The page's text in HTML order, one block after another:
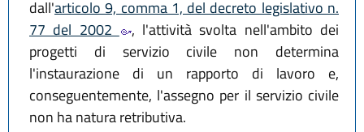
dall'articolo 9, comma 1, del decreto legislativo n.
77 del 2002
, l'attività svolta nell'ambito dei
progetti di servizio civile non determina
l'instaurazione di un rapporto di lavoro e,
conseguentemente, l'assegno per il servizio civile
non ha natura retributiva.